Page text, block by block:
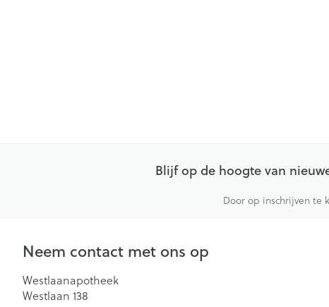
Blijf op de hoogte van
Door op inschrijven te
Neem contact met ons op
Westlaanapotheek
Westlaan 138